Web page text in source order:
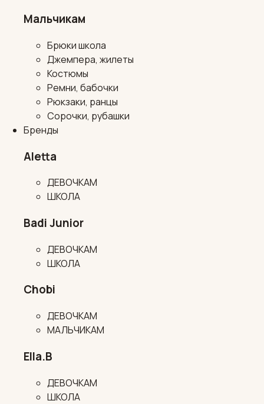
Мальчикам
Брюки школа
Джемпера, жилеты
Костюмы
Ремни, бабочки
Рюкзаки, ранцы
Сорочки, рубашки
Бренды
Aletta
ДЕВОЧКАМ
ШКОЛА
Badi Junior
ДЕВОЧКАМ
ШКОЛА
Chobi
ДЕВОЧКАМ
МАЛЬЧИКАМ
Ella.B
ДЕВОЧКАМ
ШКОЛА